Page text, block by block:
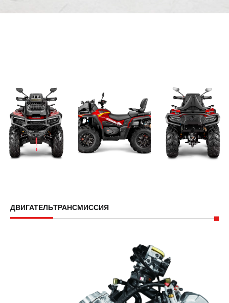
ДВИГАТЕЛЬТРАНСМИССИЯ